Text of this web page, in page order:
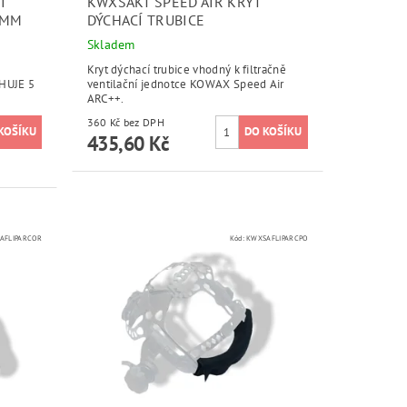
5
DÝCHACÍ TRUBICE
Skladem
Kryt dýchací trubice vhodný k filtračně
ventilační jednotce KOWAX Speed Air
ARC++.
360 Kč bez DPH
435,60 Kč
Kód:KWXSAFLIPARCPO